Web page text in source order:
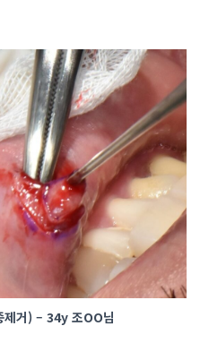
거) – 34y 조OO님